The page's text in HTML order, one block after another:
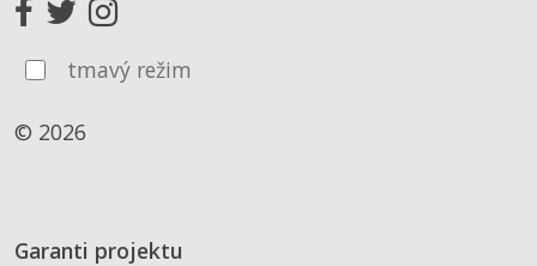
tmavý režim
© 2026
Garanti projektu